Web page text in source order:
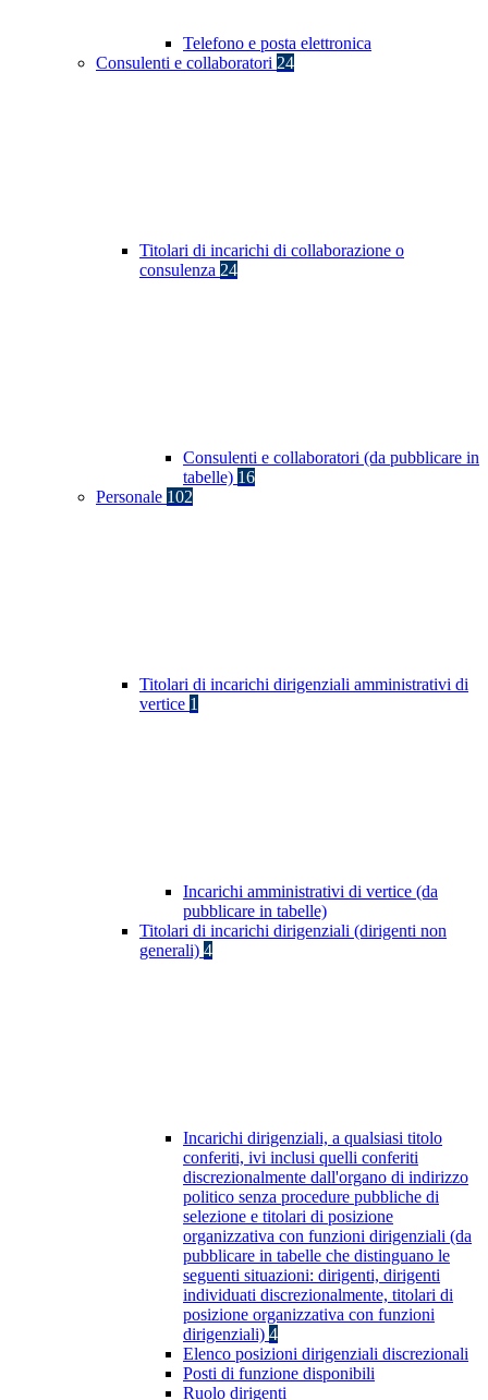
Telefono e posta elettronica
Consulenti e collaboratori 24
Titolari di incarichi di collaborazione o
consulenza 24
Consulenti e collaboratori (da pubblicare in
tabelle) 16
Personale 102
Titolari di incarichi dirigenziali amministrativi di
vertice 1
Incarichi amministrativi di vertice (da
pubblicare in tabelle)
Titolari di incarichi dirigenziali (dirigenti non
generali) 4
Incarichi dirigenziali, a qualsiasi titolo
conferiti, ivi inclusi quelli conferiti
discrezionalmente dall'organo di indirizzo
politico senza procedure pubbliche di
selezione e titolari di posizione
organizzativa con funzioni dirigenziali (da
pubblicare in tabelle che distinguano le
seguenti situazioni: dirigenti, dirigenti
individuati discrezionalmente, titolari di
posizione organizzativa con funzioni
dirigenziali) 4
Elenco posizioni dirigenziali discrezionali
Posti di funzione disponibili
Ruolo dirigenti